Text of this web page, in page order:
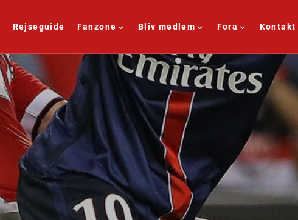
Rejseguide Fanzone Bliv medlem Fora Kontakt